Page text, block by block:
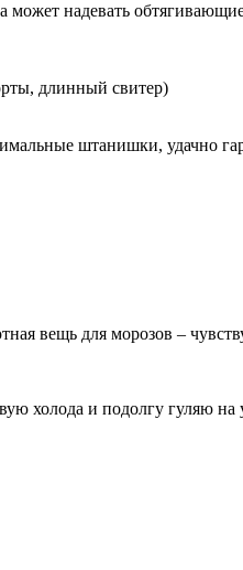
может надевать
длинный свитер)
штанишки, удачно
вещь для морозов –
холода и подолгу гуляю на